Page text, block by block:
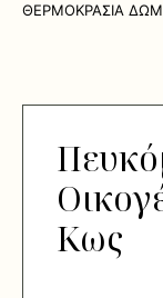
Κως
ΘΕΡΜΟΚΡΑΣΙΑ